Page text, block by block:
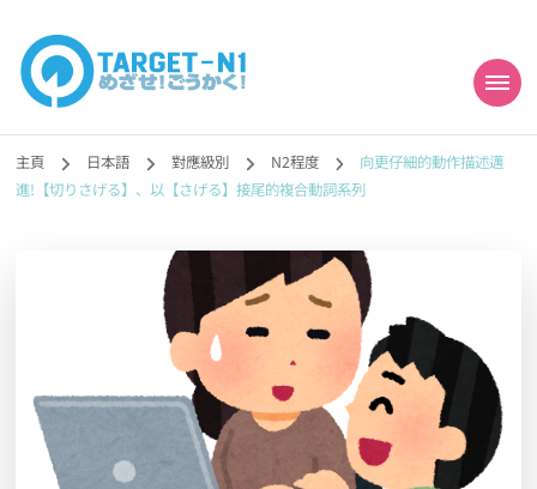
目標!!日本語能力試
N1合格
勉強コンテンツも追加予定!!】
主頁 日本語 對應級別 N2程度
向更仔細的動作描述邁
進!【切りさげる】、以【さげる】接尾的複合動詞系列